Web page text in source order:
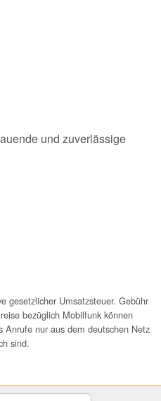
und zuverlässige
gesetzlicher Umsatzsteuer. Gebühr
bezüglich Mobilfunk können
nur aus dem deutschen Netz
sind.